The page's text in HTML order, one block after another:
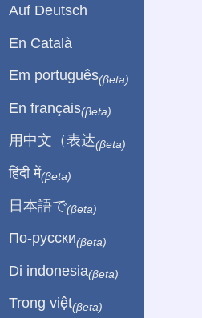
Auf Deutsch
En Català
Em português(βeta)
En français(βeta)
用中文（表达(βeta)
हिंदी में(βeta)
日本語で(βeta)
По-русски(βeta)
Di indonesia(βeta)
Trong việt(βeta)